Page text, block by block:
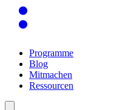
Programme
Blog
Mitmachen
Ressourcen